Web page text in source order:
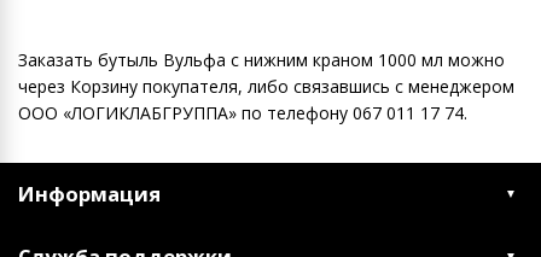
Заказать бутыль Вульфа с нижним краном 1000 мл можно
через Корзину покупателя, либо связавшись с менеджером
ООО «ЛОГИКЛАБГРУППА» по телефону 067 011 17 74.
Информация